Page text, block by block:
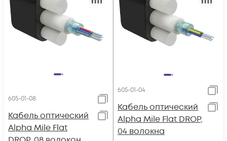
605-01-08
Кабель оптический
Alpha Mile Flat
605-01-04
Кабель оптический
Alpha Mile Flat DROP,
04 волокна